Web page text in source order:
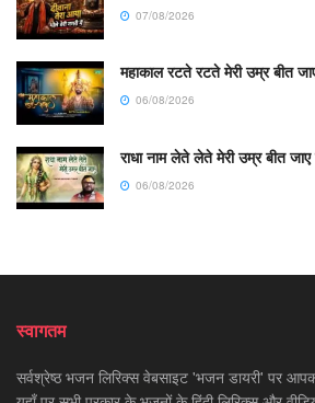
07/08/2026
महाकाल रटते रटते मेरी उम्र बीत
06/08/2026
राधा नाम लेते लेते मेरी उम्र बीत जाए
06/08/2026
स्वागतम
सर्वश्रेष्ठ भजन लिरिक्स वेबसाइट 'भजन डायरी' पर